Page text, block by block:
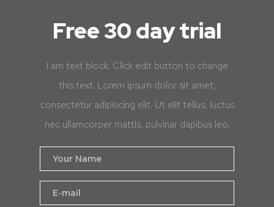
Free 30 day trial
I am text block. Click edit button to change
this text. Lorem ipsum dolor sit amet,
consectetur adipiscing elit. Ut elit tellus, luctus
nec ullamcorper mattis, pulvinar dapibus leo.